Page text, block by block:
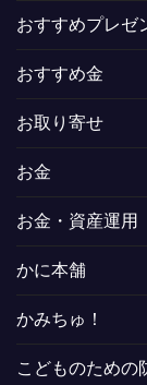
おすすめプレゼ
おすすめ金
お取り寄せ
お金
お金・資産運用
かに本舗
かみちゅ！
こどものための